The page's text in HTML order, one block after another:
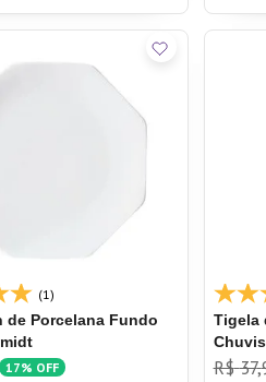
(1)
de Porcelana Fundo
17% OFF
Tigela
R$ 37,